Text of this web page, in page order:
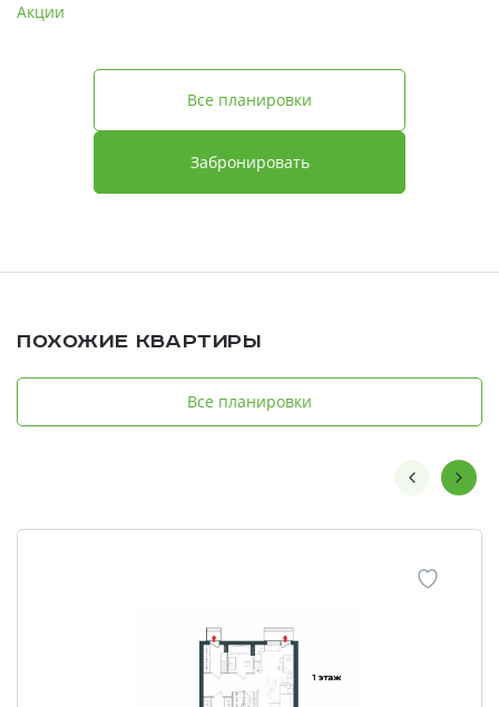
Акции
Забронировать
Все планировки
Похожие квартиры
Все планировки